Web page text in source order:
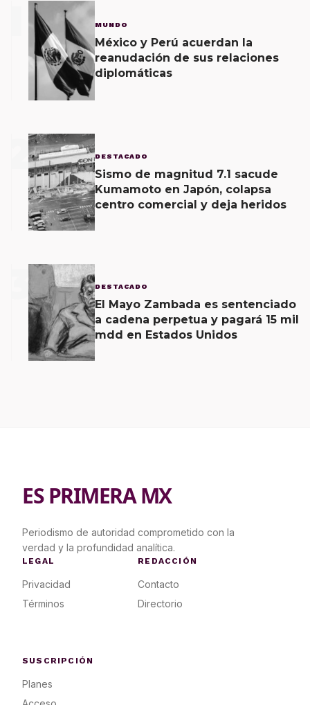
MUNDO
México y Perú acuerdan la
reanudación de sus relaciones
diplomáticas
2 DESTACADO
Sismo de magnitud 7.1 sacude
Kumamoto en Japón, colapsa
centro comercial y deja heridos
3 DESTACADO
El Mayo Zambada es sentenciado
a cadena perpetua y pagará 15 mil
mdd en Estados Unidos
ES PRIMERA MX
Periodismo de autoridad comprometido con la
verdad y la profundidad analítica.
LEGAL
Privacidad
Términos
REDACCIÓN
Contacto
Directorio
SUSCRIPCIÓN
Planes